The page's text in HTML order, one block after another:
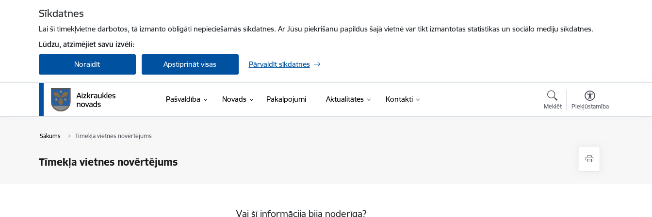
Sīkdatnes
Lai šī tīmekļvietne darbotos, tā izmanto obligāti nepieciešamās sīkdatnes. Ar Jūsu piekrišanu papildus šajā vietnē var tikt izmantotas statistikas un sociālo mediju sīkdatnes.
Lūdzu, atzīmējiet savu izvēli:
Noraidīt Apstiprināt visas Pārvaldīt sīkdatnes
Pašvaldība Novads Pakalpojumi Aktualitātes Kontakti
Meklēt Piekļūstamība
Sākums Tīmekļa vietnes novērtējums
Tīmekļa vietnes novērtējums
Vai šī informācija bija noderīga?